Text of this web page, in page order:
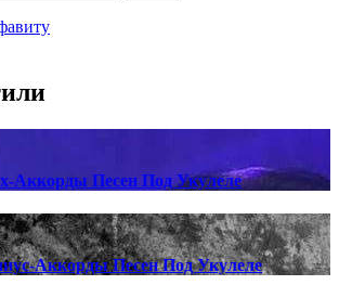
Аккорды Песен Под Укулеле
Аккорды Песен Под Укулеле